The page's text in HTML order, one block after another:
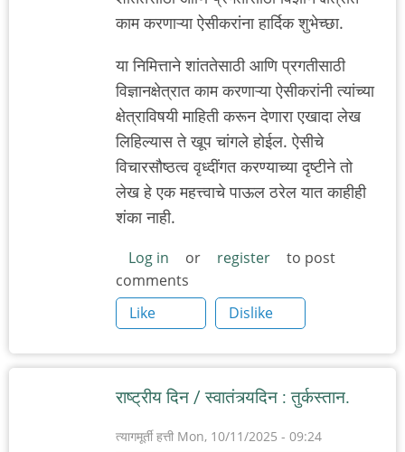
काम करणाऱ्या ऐसीकरांना हार्दिक शुभेच्छा.
या निमित्तानेशांततेसाठी आणि प्रगतीसाठी
विज्ञानक्षेत्रात काम करणाऱ्या ऐसीकरांनी त्यांच्या
क्षेत्राविषयी माहिती करून देणारा एखादा लेख
लिहिल्यास ते खूप चांगले होईल. ऐसीचे
विचारसौष्ठत्व वृध्दींगत करण्याच्या दृष्टीने तो
लेख हे एक महत्त्वाचे पाऊल ठरेल यात काहीही
शंका नाही.
Log in or register
to post
comments
Like
Dislike
राष्ट्रीय दिन / स्वातंत्र्यदिन : तुर्कस्तान.
त्यागमूर्ती हत्ती Mon, 10/11/2025 - 09:24